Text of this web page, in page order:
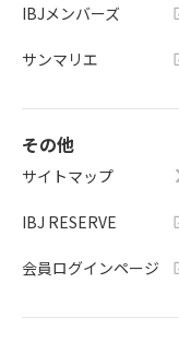
IBJメンバーズ
サンマリエ
その他
サイトマップ
IBJ RESERVE
会員ログインページ